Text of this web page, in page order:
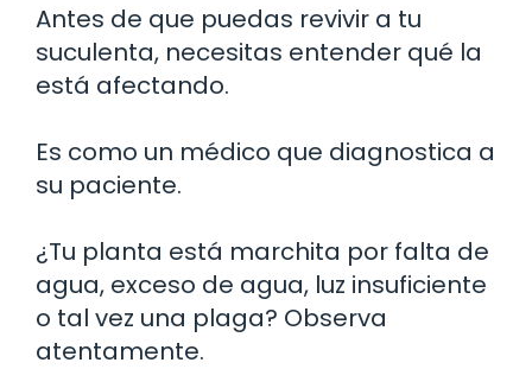
Antes de que puedas revivir a tu
suculenta, necesitas entender qué la
está afectando.
Es como un médico que diagnostica a
su paciente.
¿Tu planta está marchita por falta de
agua, exceso de agua, luz insuficiente
o tal vez una plaga? Observa
atentamente.